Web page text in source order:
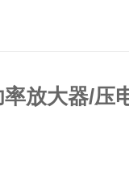
放大器/压